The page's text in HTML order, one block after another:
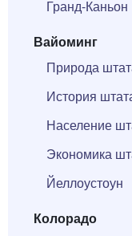
Гранд-Каньон
Вайоминг
Природа
История
Население
Экономика
Йеллоустоун
Колорадо